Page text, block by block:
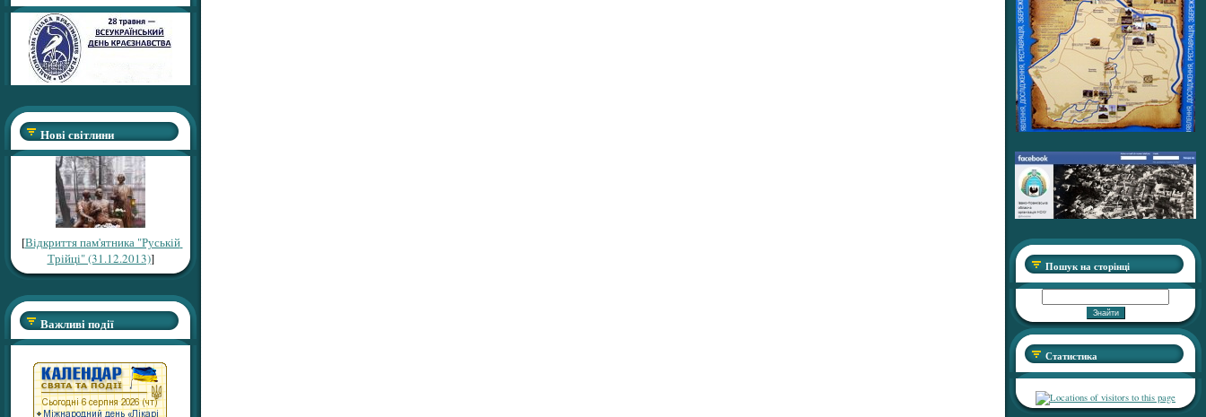
Нові світлини
[Відкриття пам'ятника "Руській
Трійці" (31.12.2013)]
Важливі події
Пошук на сторінці
Статистика